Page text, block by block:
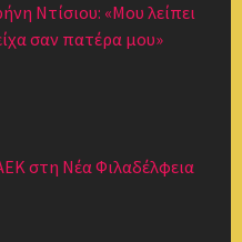
Ντίσιου: «Μου λείπει
σαν πατέρα μου»
στη Νέα Φιλαδέλφεια